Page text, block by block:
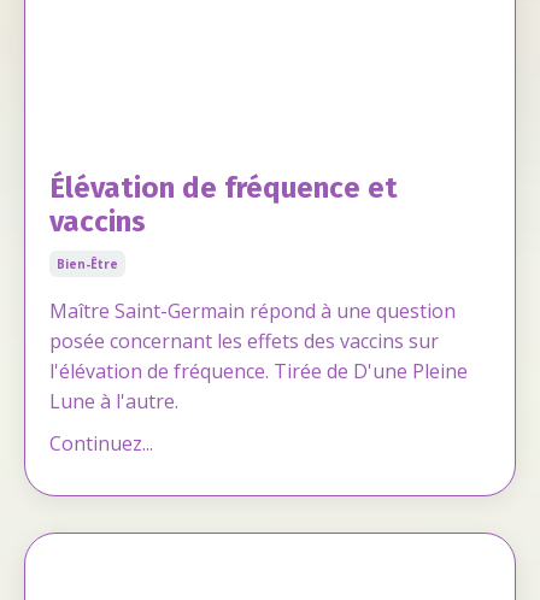
Élévation de fréquence et
vaccins
Bien-Être
Maître Saint-Germain répond à une question
posée concernant les effets des vaccins sur
l'élévation de fréquence. Tirée de D'une Pleine
Lune à l'autre.
Continuez...